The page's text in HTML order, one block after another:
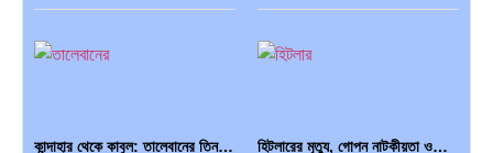
কান্দাহার থেকে কাবুল: তালেবানের তিন… হিটলারের মৃত্যু, গোপন নাটকীয়তা ও…